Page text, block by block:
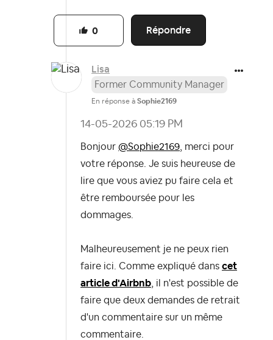
Répondre
0
Lisa
Former Community Manager
En réponse à Sophie2169
‎14-05-2026 05:19 PM
Bonjour @Sophie2169 , merci pour
votre réponse. Je suis heureuse de
lire que vous aviez pu faire cela et
être remboursée pour les
dommages.
Malheureusement je ne peux rien
faire ici. Comme expliqué dans cet
article d'Airbnb , il n'est possible de
faire que deux demandes de retrait
d'un commentaire sur un même
commentaire.